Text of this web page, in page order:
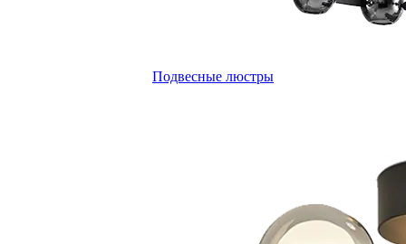
Подвесные люстры